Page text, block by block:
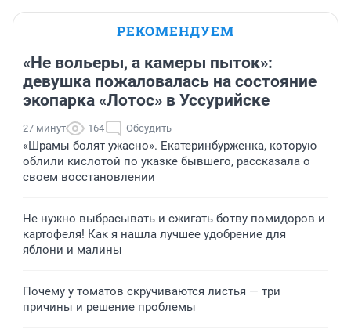
РЕКОМЕНДУЕМ
«Не вольеры, а камеры пыток»:
девушка пожаловалась на состояние
экопарка «Лотос» в Уссурийске
27 минут 164 Обсудить
«Шрамы болят ужасно». Екатеринбурженка, которую
облили кислотой по указке бывшего, рассказала о
своем восстановлении
Не нужно выбрасывать и сжигать ботву помидоров и
картофеля! Как я нашла лучшее удобрение для
яблони и малины
Почему у томатов скручиваются листья — три
причины и решение проблемы